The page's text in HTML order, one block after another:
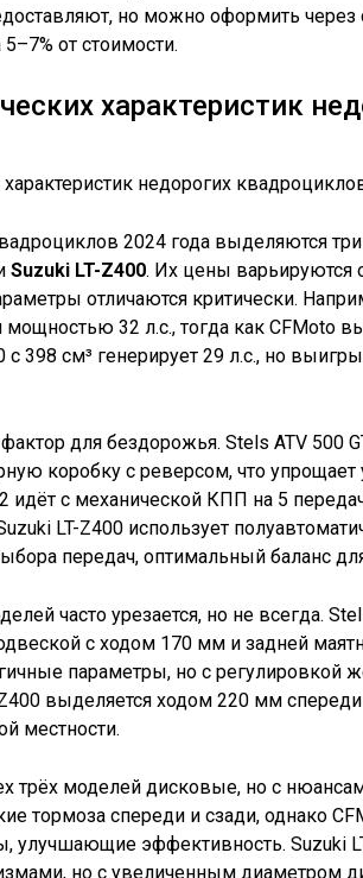
но можно оформить через
от стоимости.
характеристик
2024 года выделяются
Suzuki LT-Z400. Их цены варьируются
отличаются критически.
32 л.с., тогда как CFMoto
398 см³ генерирует 29 л.с., но
для бездорожья. Stels ATV 500
коробку с реверсом, что упрощает
идёт с механической КПП на 5
LT-Z400 использует
передач, оптимальный баланс
часто урезается, но не всегда.
с ходом 170 мм и задней
параметры, но с регулировкой
выделяется ходом 220 мм
местности.
трёх моделей дисковые, но с
тормоза спереди и сзади, однако
улучшающие эффективность. Suzuki
но с увеличенным диаметром